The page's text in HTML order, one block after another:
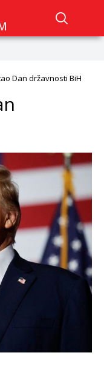
Dan državnosti BiH